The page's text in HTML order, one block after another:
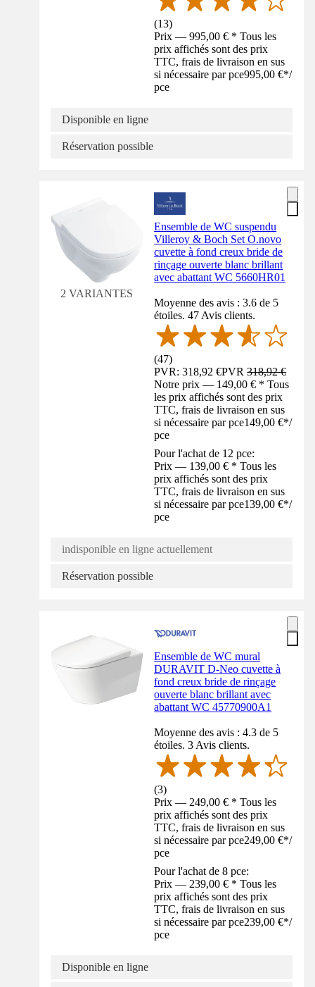
(13)
Prix — 995,00 € * Tous les
prix affichés sont des prix
TTC, frais de livraison en sus
si nécessaire par pce995,00 €*/
pce
Disponible en ligne
Réservation possible
2 VARIANTES
Ensemble de WC suspendu
Villeroy & Boch Set O.novo
cuvette à fond creux bride de
rinçage ouverte blanc brillant
avec abattant WC 5660HR01
Moyenne des avis : 3.6 de 5
étoiles. 47 Avis clients.
(47)
PVR: 318,92 €PVR318,92 €
Notre prix — 149,00 € * Tous
les prix affichés sont des prix
TTC, frais de livraison en sus
si nécessaire par pce149,00 €*/
pce
Pour l'achat de 12 pce:
Prix — 139,00 € * Tous les
prix affichés sont des prix
TTC, frais de livraison en sus
si nécessaire par pce139,00 €*/
pce
indisponible en ligne actuellement
Réservation possible
Ensemble de WC mural
DURAVIT D-Neo cuvette à
fond creux bride de rinçage
ouverte blanc brillant avec
abattant WC 45770900A1
Moyenne des avis : 4.3 de 5
étoiles. 3 Avis clients.
(3)
Prix — 249,00 € * Tous les
prix affichés sont des prix
TTC, frais de livraison en sus
si nécessaire par pce249,00 €*/
pce
Pour l'achat de 8 pce:
Prix — 239,00 € * Tous les
prix affichés sont des prix
TTC, frais de livraison en sus
si nécessaire par pce239,00 €*/
pce
Disponible en ligne